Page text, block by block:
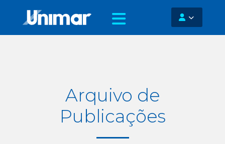
Arquivo de
Publicações